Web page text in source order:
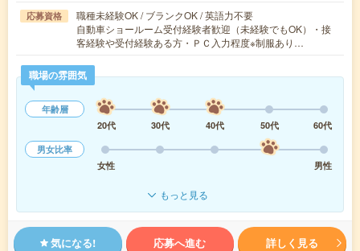
応募資格
職種未経験OK / ブランクOK / 英語力不要
自動車ショールーム受付経験者歓迎（未経験でもOK）・接
客経験や受付経験ある方・ＰＣ入力程度※制服あり…
職場の雰囲気
年齢層
20代
30代 40代 50代
60代
男女比率
女性
男性
もっと見る
気になる! 応募へ進む 詳しく見る